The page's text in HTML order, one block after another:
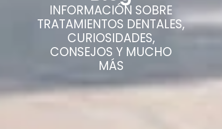
INFORMACIÓN SOBRE
TRATAMIENTOS DENTALES,
CURIOSIDADES,
CONSEJOS Y MUCHO
MÁS